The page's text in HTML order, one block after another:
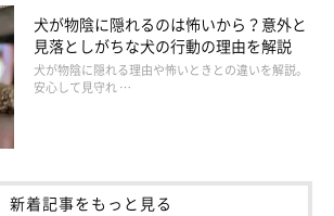
犬が物陰に隠れるのは怖いから？意外と
見落としがちな犬の行動の理由を解説
犬が物陰に隠れる理由や怖いときとの違いを解説。
安心して見守れ …
新着記事をもっと見る